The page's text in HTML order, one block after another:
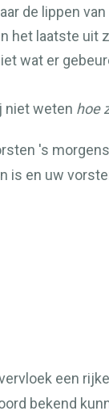
de lippen
het laatste uit
wat er
niet weten hoe
's
is en uw
een
bekend